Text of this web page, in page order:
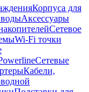
Корпуса для
Аксессуары
Сетевое
Wi-Fi точки
Сетевые
Кабели,